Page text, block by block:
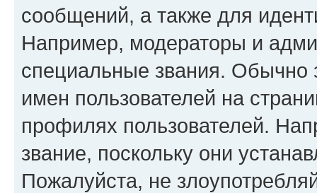
сообщений, а также для
Например, модераторы и
специальные звания. Обычно
имен пользователей на
профилях пользователей.
звание, поскольку они
Пожалуйста, не